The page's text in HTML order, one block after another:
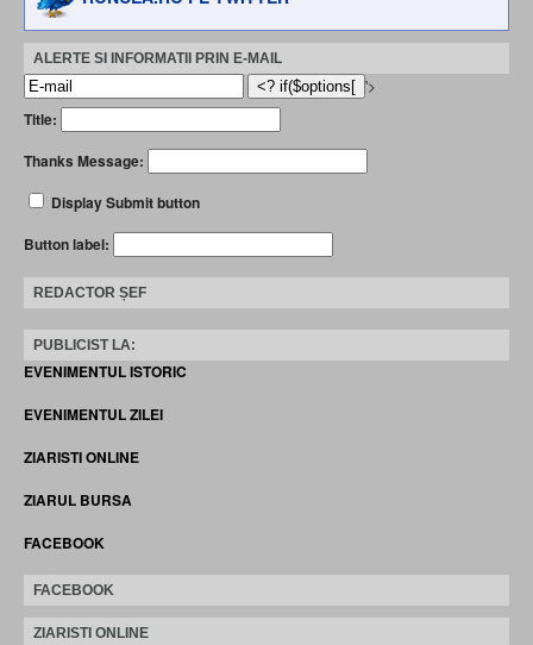
ALERTE SI INFORMATII PRIN E-MAIL
'>
Title:
Thanks Message:
Display Submit button
Button label:
REDACTOR ȘEF
PUBLICIST LA:
EVENIMENTUL ISTORIC
EVENIMENTUL ZILEI
ZIARISTI ONLINE
ZIARUL BURSA
FACEBOOK
FACEBOOK
ZIARISTI ONLINE